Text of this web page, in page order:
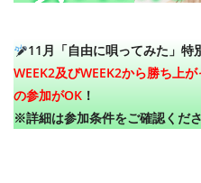
11月「自由に唄ってみた」特
WEEK2及びWEEK2から勝ち上
の参加がOK ！
※詳細は参加条件をご確認くださ